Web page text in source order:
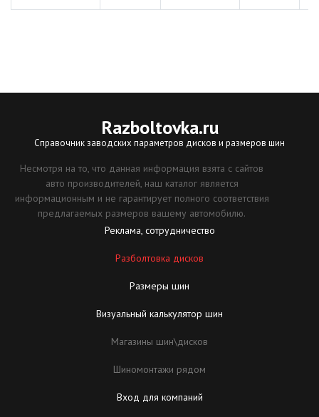
Razboltovka.ru
Справочник заводских параметров дисков и размеров шин
Несмотря на то, что данная информация взята с сайтов
авто производителей, наш каталог является
информационным и не гарантирует полного соответствия
предлагаемых размеров вашему автомобилю.
Реклама, сотрудничество
Разболтовка дисков
Размеры шин
Визуальный калькулятор шин
Магазины шин\дисков
Шиномонтажи рядом
Вход для компаний